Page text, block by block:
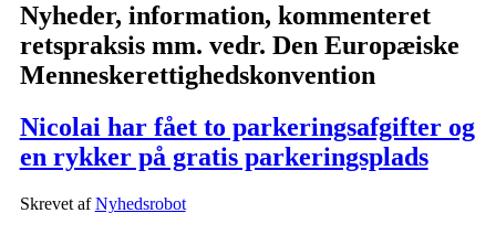
Nyheder, information, kommenteret
retspraksis mm. vedr. Den Europæiske
Menneskerettighedskonvention
Nicolai har fået to parkeringsafgifter og
en rykker på gratis parkeringsplads
Skrevet afNyhedsrobot